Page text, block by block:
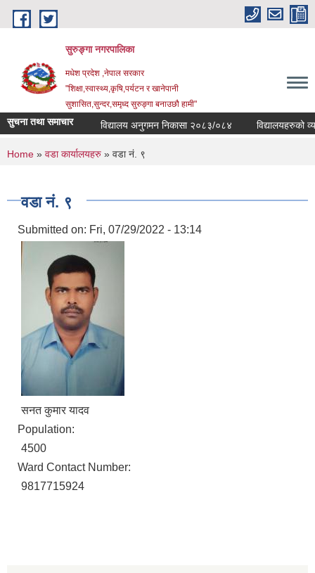
Skip to main content
सुरुङ्‍गा नगरपालिका
मधेश प्रदेश ,नेपाल सरकार
"शिक्षा,स्वास्थ्य,कृषि,पर्यटन र खानेपानी
सुशासित,सुन्दर,समृध्द सुरुङ्गा बनाउछौ हामी"
सुचना तथा समाचार विद्यालय अनुगमन निकासा २०८३/०८४ विद्यालयहरुको
You are here
Home » वडा कार्यालयहरु » वडा नं. ९
वडा नं. ९
Submitted on: Fri, 07/29/2022 - 13:14
सनत कुमार यादव
Population:
4500
Ward Contact Number:
9817715924